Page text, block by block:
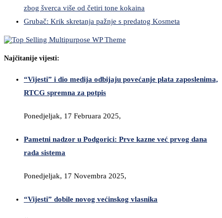
zbog šverca više od četiri tone kokaina
Grubač: Krik skretanja pažnje s predatog Kosmeta
Najčitanije vijesti:
“Vijesti” i dio medija odbijaju povećanje plata zaposlenima,
RTCG spremna za potpis
Ponedjeljak, 17 Februara 2025,
Pametni nadzor u Podgorici: Prve kazne već prvog dana
rada sistema
Ponedjeljak, 17 Novembra 2025,
“Vijesti” dobile novog većinskog vlasnika